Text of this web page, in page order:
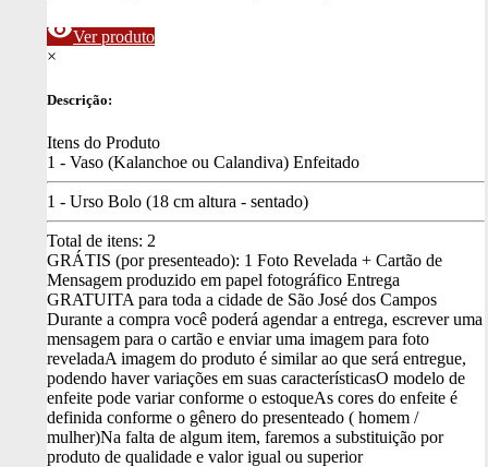
visibilityVer produto
×
Descrição:
Itens do Produto
1 - Vaso (Kalanchoe ou Calandiva) Enfeitado
1 - Urso Bolo (18 cm altura - sentado)
Total de itens: 2
GRÁTIS (por presenteado): 1 Foto Revelada + Cartão de
Mensagem produzido em papel fotográfico Entrega
GRATUITA para toda a cidade de São José dos Campos
Durante a compra você poderá agendar a entrega, escrever uma
mensagem para o cartão e enviar uma imagem para foto
reveladaA imagem do produto é similar ao que será entregue,
podendo haver variações em suas característicasO modelo de
enfeite pode variar conforme o estoqueAs cores do enfeite é
definida conforme o gênero do presenteado ( homem /
mulher)Na falta de algum item, faremos a substituição por
produto de qualidade e valor igual ou superior